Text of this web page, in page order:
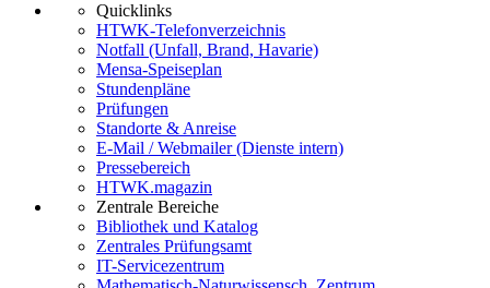
Quicklinks
HTWK-Telefonverzeichnis
Notfall (Unfall, Brand, Havarie)
Mensa-Speiseplan
Stundenpläne
Prüfungen
Standorte & Anreise
E-Mail / Webmailer (Dienste intern)
Pressebereich
HTWK.magazin
Zentrale Bereiche
Bibliothek und Katalog
Zentrales Prüfungsamt
IT-Servicezentrum